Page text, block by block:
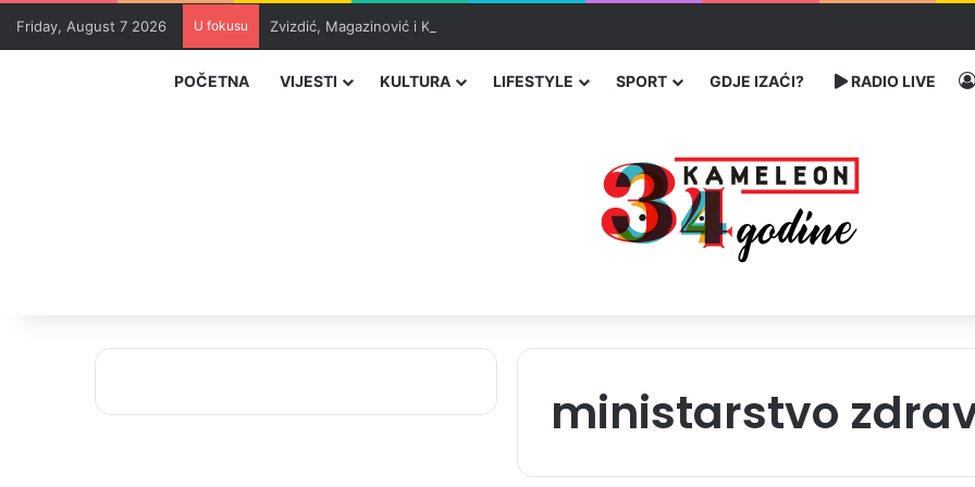
Friday, August 7 2026 U fokusu Zvizdić, Magazinović i Kojović traže poseban status za Memorijalni centar Srebrenica
POČETNA VIJESTI KULTURA LIFESTYLE SPORT GDJE IZAĆI? RADIO LIVE
ministarstvo